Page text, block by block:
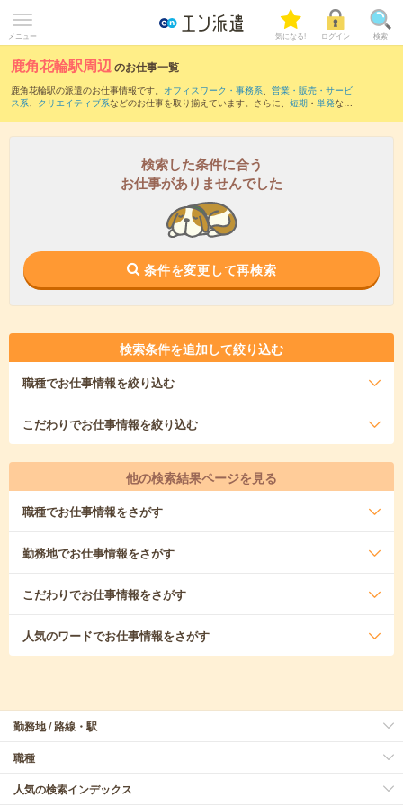
メニュー 気になる! ログイン 検索
鹿角花輪駅周辺のお仕事一覧
鹿角花輪駅の派遣のお仕事情報です。 オフィスワーク・事務系、 営業・販売・サービ
ス系、 クリエイティブ系などのお仕事を取り揃えています。さらに、 短期 ・ 単発など
また、十和田南駅・兄畑駅・沢尻駅・柴平駅・十二所駅など近隣駅のお仕事もご確認
検索した条件に合う
お仕事がありませんでした
条件を変更して再検索
検索条件を追加して絞り込む
職種でお仕事情報を絞り込む
こだわりでお仕事情報を絞り込む
他の検索結果ページを見る
職種でお仕事情報をさがす
勤務地でお仕事情報をさがす
こだわりでお仕事情報をさがす
人気のワードでお仕事情報をさがす
勤務地 / 路線・駅
職種
人気の検索インデックス